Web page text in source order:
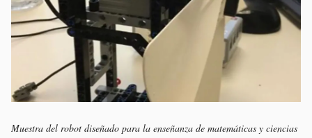
Muestra del robot diseñado para la enseñanza de matemáticas y ciencias